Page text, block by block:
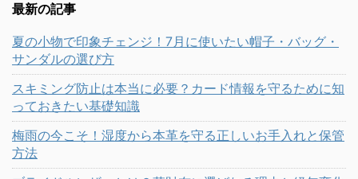
最新の記事
夏の小物で印象チェンジ！7月に使いたい帽子・バッグ・
サンダルの選び方
スキミング防止は本当に必要？カード情報を守るために知
っておきたい基礎知識
梅雨の今こそ！湿度から本革を守る正しいお手入れと保管
方法